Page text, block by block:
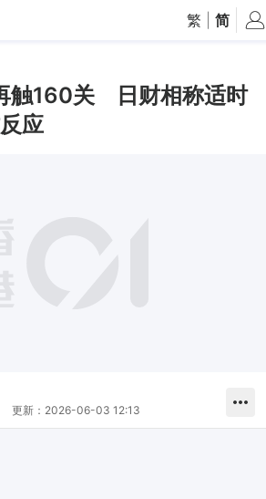
繁 简
触160关 日财相称适时
应
更新： 2026-06-03 12:13